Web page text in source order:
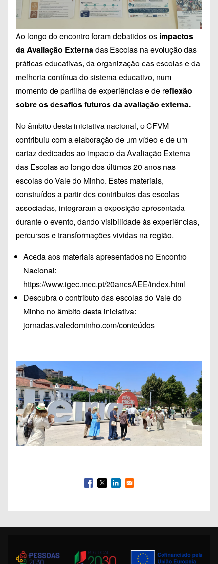
Ao longo do encontro foram debatidos os impactos
da Avaliação Externadas Escolas na evolução das
práticas educativas, da organização das escolas e da
melhoria contínua do sistema educativo, num
momento de partilha de experiências e de reflexão
sobre os desafios futuros da avaliação externa.
No âmbito desta iniciativa nacional, o CFVM
contribuiu com a elaboração de um vídeo e de um
cartaz dedicados ao impacto da Avaliação Externa
das Escolas ao longo dos últimos 20 anos nas
escolas do Vale do Minho. Estes materiais,
construídos a partir dos contributos das escolas
associadas, integraram a exposição apresentada
durante o evento, dando visibilidade às experiências,
percursos e transformações vividas na região.
Aceda aos materiais apresentados no Encontro
Nacional:
https://www.igec.mec.pt/20anosAEE/index.html
Descubra o contributo das escolas do Vale do
Minho no âmbito desta iniciativa:
jornadas.valedominho.com/conteúdos